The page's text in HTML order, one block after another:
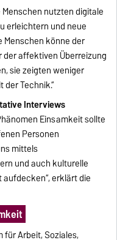
nutzten digitale
erleichtern und neue
Menschen könne der
der affektiven Überreizung
sie zeigten weniger
Technik.“
Interviews
Einsamkeit sollte
Personen
mittels
und auch kulturelle
erklärt die
für Arbeit, Soziales,